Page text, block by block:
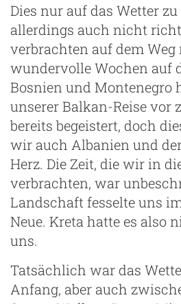
Dies nur auf das Wetter
allerdings auch nicht
verbrachten auf dem Weg
wundervolle Wochen auf
Bosnien und Montenegro
unserer Balkan-Reise vor
bereits begeistert, doch
wir auch Albanien und
Herz. Die Zeit, die wir in
verbrachten, war
Landschaft fesselte uns
Neue. Kreta hatte es also
uns.
Tatsächlich war das
Anfang, aber auch